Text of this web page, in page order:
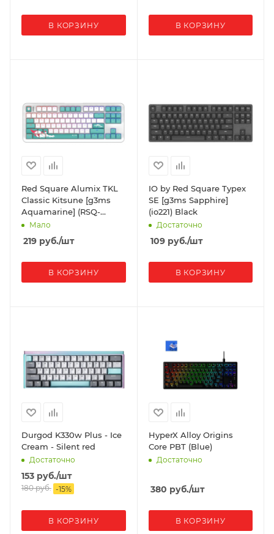
В КОРЗИНУ В КОРЗИНУ
Red Square Alumix TKL
Classic Kitsune [g3ms
Aquamarine] (RSQ-
20052) White
Мало
219 руб./шт
В КОРЗИНУ
IO by Red Square Typex
SE [g3ms Sapphire]
(io221) Black
Достаточно
109руб./шт
В КОРЗИНУ
Durgod K330w Plus - Ice
Cream - Silent red
Достаточно
153 руб./шт
180руб. -15%
В КОРЗИНУ
HyperX Alloy Origins
Core PBT (Blue)
Достаточно
380 руб./шт
В КОРЗИНУ